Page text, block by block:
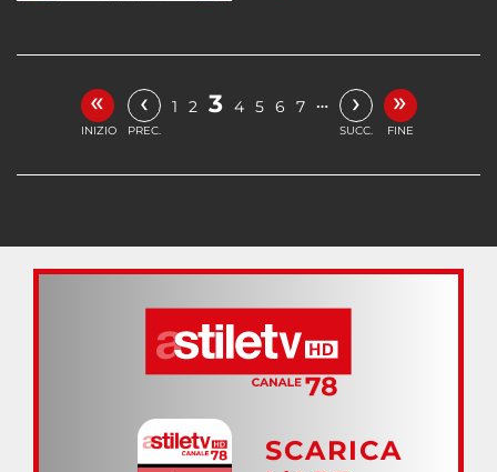
«
INIZIO
‹
PREC.
1 2 3 4 5 6 7 … ›
SUCC.
»
FINE
SCARICA